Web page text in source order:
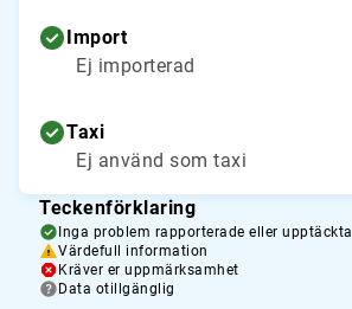
Import
Ej importerad
Taxi
Ej använd som taxi
Teckenförklaring
Inga problem rapporterade eller upptäckta
Värdefull information
Kräver er uppmärksamhet
Data otillgänglig